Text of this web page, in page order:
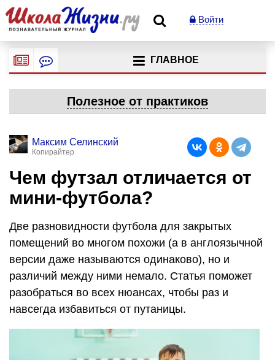
Войти
ГЛАВНОЕ
Полезное от практиков
Максим Селинский
Копирайтер
Чем футзал отличается от
мини-футбола?
Две разновидности футбола для закрытых
помещений во многом похожи (а в англоязычной
версии даже называются одинаково), но и
различий между ними немало. Статья поможет
разобраться во всех нюансах, чтобы раз и
навсегда избавиться от путаницы.